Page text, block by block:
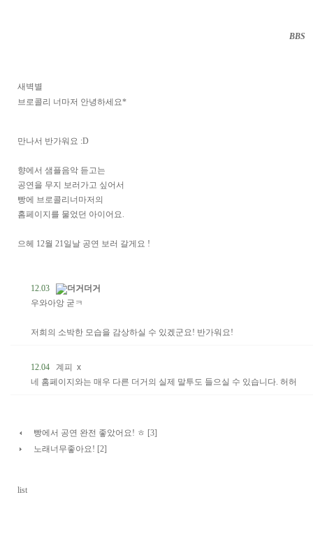
BBS
새벽별
브로콜리 너마저 안녕하세요*
만나서 반가워요 :D
향에서 샘플음악 듣고는
공연을 무지 보러가고 싶어서
빵에 브로콜리너마저의
홈페이지를 물었던 아이어요.
으헤 12월 21일날 공연 보러 갈게요 !
12.03
더거더거
우와아앙 굳ㅋ
저희의 소박한 모습을 감상하실 수 있겠군요! 반가워요!
12.04 계피
x
네 홈페이지와는 매우 다른 더거의 실제 말투도 들으실 수 있습니다. 허허
빵에서 공연 완전 좋았어요! ㅎ [3]
노래너무좋아요! [2]
list